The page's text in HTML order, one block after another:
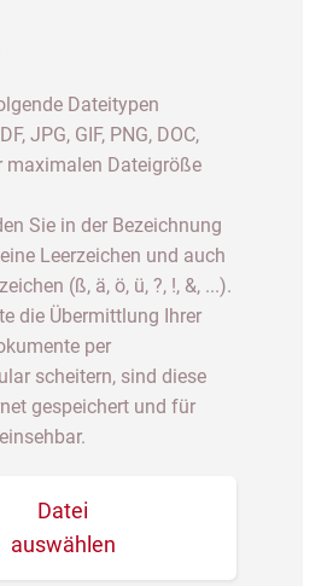
Dateitypen
JPG, GIF, PNG, DOC,
maximalen Dateigröße
Sie in der Bezeichnung
Leerzeichen und auch
(ß, ä, ö, ü, ?, !, &, ...).
die Übermittlung Ihrer
per
scheitern, sind diese
gespeichert und für
Datei
auswählen